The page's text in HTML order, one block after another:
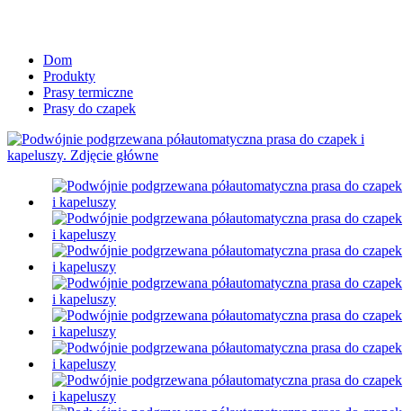
Dom
Produkty
Prasy termiczne
Prasy do czapek